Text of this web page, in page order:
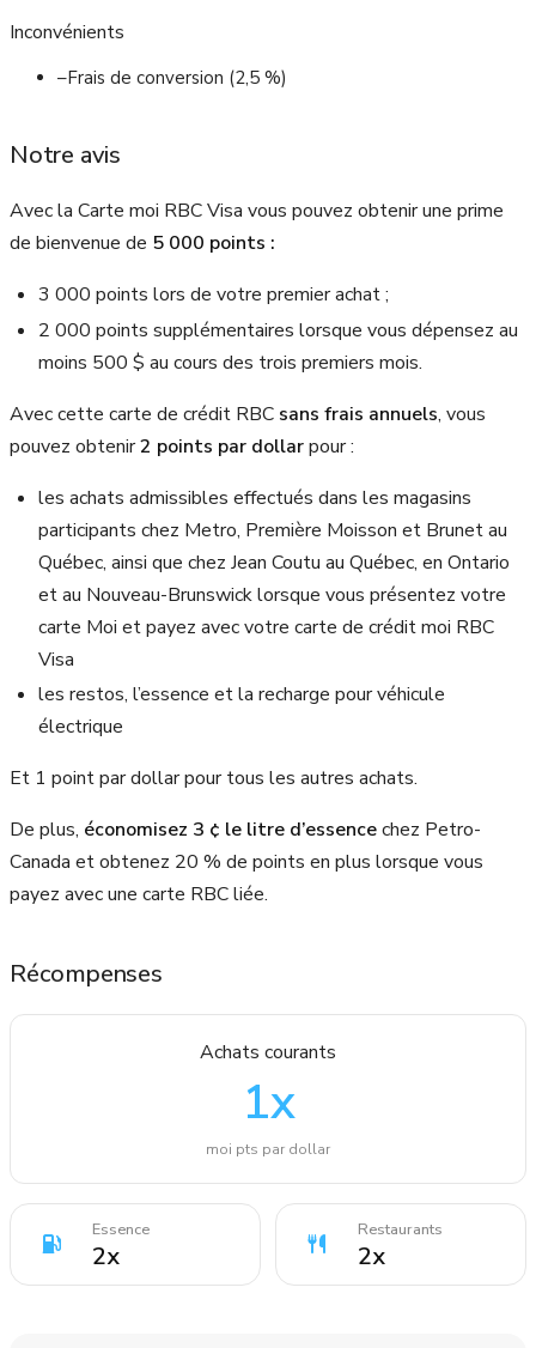
Inconvénients
–Frais de conversion (2,5 %)
Notre avis
Avec la Carte moi RBC Visa vous pouvez obtenir une prime
de bienvenue de 5 000 points :
3 000 points lors de votre premier achat ;
2 000 points supplémentaires lorsque vous dépensez au
moins 500 $ au cours des trois premiers mois.
Avec cette carte de crédit RBC sans frais annuels, vous
pouvez obtenir2 points par dollarpour :
les achats admissibles effectués dans les magasins
participants chez Metro, Première Moisson et Brunet au
Québec, ainsi que chez Jean Coutu au Québec, en Ontario
et au Nouveau-Brunswick lorsque vous présentez votre
carte Moi et payez avec votre carte de crédit moi RBC
Visa
les restos, l’essence et la recharge pour véhicule
électrique
Et 1 point par dollar pour tous les autres achats.
De plus, économisez 3 ¢ le litre d’essencechez Petro-
Canada et obtenez 20 % de points en plus lorsque vous
payez avec une carte RBC liée.
Récompenses
Achats courants
1x
moi pts par dollar
Essence
2x
Restaurants
2x